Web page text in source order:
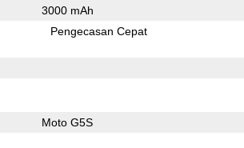
3000 mAh
Pengecasan Cepat
Moto G5S